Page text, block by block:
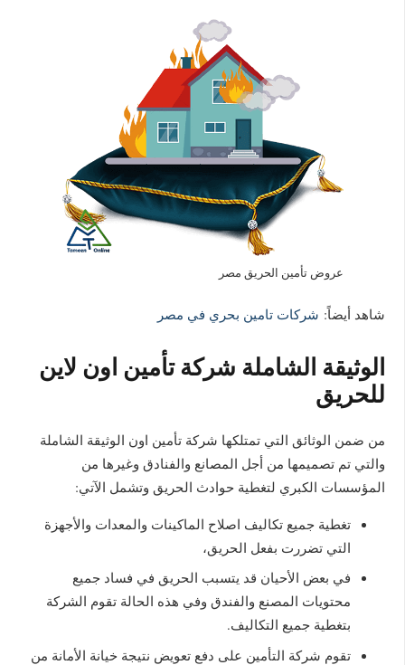
عروض تأمين الحريق مصر
شاهد أيضاً: شركات تامين بحري في مصر
الوثيقة الشاملة شركة تأمين اون لاين
للحريق
من ضمن الوثائق التي تمتلكها شركة تأمين اون الوثيقة الشاملة
والتي تم تصميمها من أجل المصانع والفنادق وغيرها من
المؤسسات الكبري لتغطية حوادث الحريق وتشمل الآتي:
تغطية جميع تكاليف اصلاح الماكينات والمعدات والأجهزة
التي تضررت بفعل الحريق،
في بعض الأحيان قد يتسبب الحريق في فساد جميع
محتويات المصنع والفندق وفي هذه الحالة تقوم الشركة
بتغطية جميع التكاليف.
تقوم شركة التأمين على دفع تعويض نتيجة خيانة الأمانة من